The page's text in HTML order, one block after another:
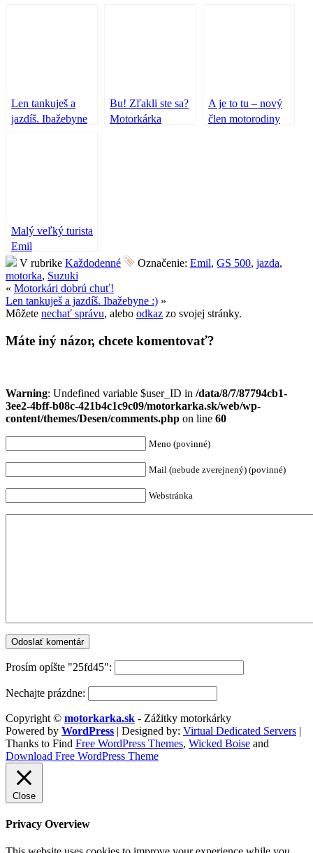
Len tankuješ a
jazdíš. Ibažebyne
Bu! Zľakli ste sa?
Motorkárka
A je to tu – nový
člen motorodiny
Malý veľký turista
Emil
V rubrike Každodenné Označenie: Emil, GS 500, jazda,
motorka, Suzuki
« Motorkári dobrú chuť!
Len tankuješ a jazdíš. Ibažebyne :) »
Môžete nechať správu, alebo odkaz zo svojej stránky.
Máte iný názor, chcete komentovať?
Warning: Undefined variable $user_ID in /data/8/7/87794cb1-
3ee2-4bff-b08c-421b4c1c9c09/motorkarka.sk/web/wp-
content/themes/Desen/comments.php on line 60
Meno (povinné)
Mail (nebude zverejnený) (povinné)
Webstránka
Prosím opíšte "25fd45":
Nechajte prázdne:
Copyright © motorkarka.sk - Zážitky motorkárky
Powered by WordPress | Designed by: Virtual Dedicated Servers |
Thanks to Find Free WordPress Themes, Wicked Boise and
Download Free WordPress Theme
Close
Privacy Overview